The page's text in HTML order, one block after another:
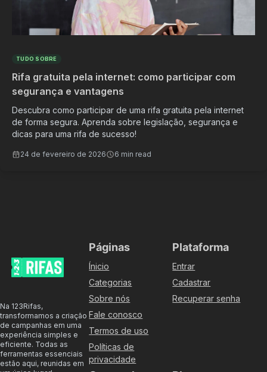
TUDO SOBRE
Rifa gratuita pela internet: como participar com
segurança e vantagens
Descubra como participar de uma rifa gratuita pela internet
de forma segura. Aprenda sobre legislação, segurança e
dicas para uma rifa de sucesso!
24 de fevereiro de 2026 6 min read
Na 123Rifas,
transformamos a criação
de campanhas em uma
experiência simples e
eficiente. Todas as
ferramentas essenciais
estão aqui, reunidas em
Páginas
Ínicio
Categorias
Sobre nós
Fale conosco
Termos de uso
Políticas de
privacidade
Plataforma
Entrar
Cadastrar
Recuperar senha